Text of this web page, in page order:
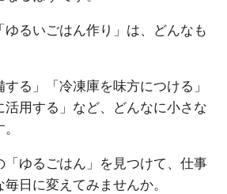
るいごはん作り」は、どんなも
する」「冷凍庫を味方につける」
活用する」など、どんなに小さな
ゆるごはん」を見つけて、仕事
日に変えてみませんか。